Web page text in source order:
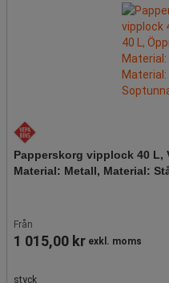
Papperskorg vipplock 40 L,
Material: Metall, Material:
Från
1 015,00 kr exkl. moms
styck